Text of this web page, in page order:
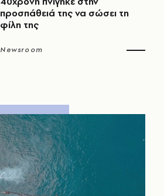
προσπάθειά της να σώσει τη
φίλη της
Newsroom